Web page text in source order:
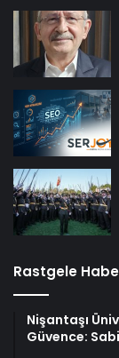
Rastgele
Nişantaşı
Güvence: